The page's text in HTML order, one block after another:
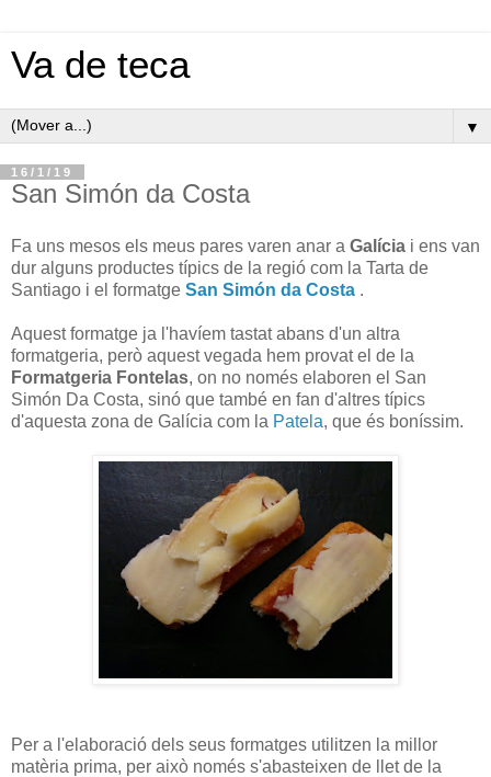
Va de teca
▼
16/1/19
San Simón da Costa
Fa uns mesos els meus pares varen anar a Galícia i ens van
dur alguns productes típics de la regió com la Tarta de
Santiago i el formatge San Simón da Costa .
Aquest formatge ja l'havíem tastat abans d'un altra
formatgeria, però aquest vegada hem provat el de la
Formatgeria Fontelas, on no només elaboren el San
Simón Da Costa, sinó que també en fan d'altres típics
d'aquesta zona de Galícia com la Patela, que és boníssim.
Per a l'elaboració dels seus formatges utilitzen la millor
matèria prima, per això només s'abasteixen de llet de la